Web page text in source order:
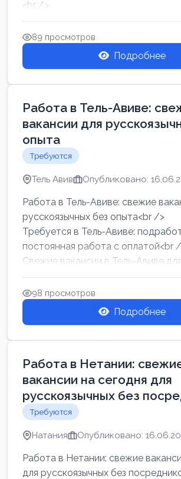
<br />
Работа в Нетании на мебельном
требу...
89 просмотров
Подробнее
Работа в Тель-Авиве:
вакансии для
опыта
Требуются
Тель Авив Опубликовано:
Работа в Тель-Авиве: свежие
русскоязычных без опыта<br />
Требуется в Тель-Авиве:
постоянная работа с оплатой<br
Свежие вакансии в Тель-Авиве
женщин от хозя...
98 просмотров
Подробнее
Работа в Нетании:
вакансии на сегодня для
русскоязычных без
Требуются
Натания Опубликовано:
Работа в Нетании: свежие
для русскоязычных без